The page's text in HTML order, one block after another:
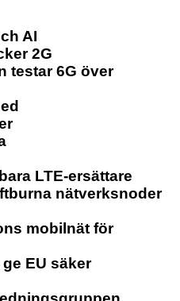
AI
2G
testar 6G över
LTE-ersättare
nätverksnoder
mobilnät för
EU säker